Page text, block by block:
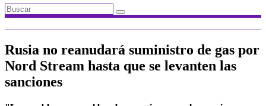
Rusia no reanudará suministro de gas por
Nord Stream hasta que se levanten las
sanciones